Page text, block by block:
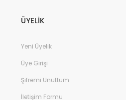
ÜYELİK
Yeni Üyelik
Üye Girişi
Şifremi Unuttum
İletişim Formu